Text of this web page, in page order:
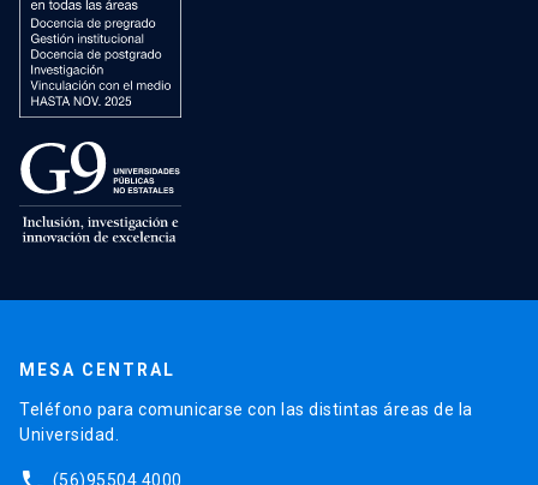
MESA CENTRAL
Teléfono para comunicarse con las distintas áreas de la
Universidad.
(56)95504 4000